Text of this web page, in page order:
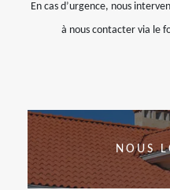
En cas d’urgence, nous
à nous contacter via le
NOUS